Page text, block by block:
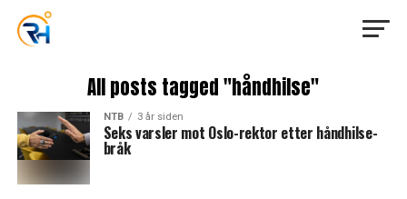
All posts tagged "håndhilse"
NTB 3 år siden
Seks varsler mot Oslo-rektor etter håndhilse-
bråk